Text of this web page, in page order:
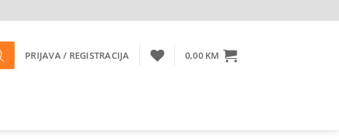
PRIJAVA / REGISTRACIJA 0,00 KM